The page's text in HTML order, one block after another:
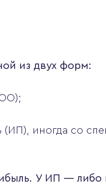
из двух форм:
иногда со
У ИП — либо